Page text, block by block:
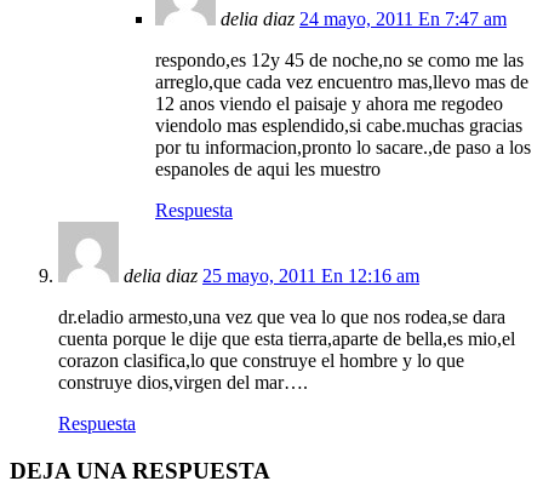
delia diaz 24 mayo, 2011 En 7:47 am
respondo,es 12y 45 de noche,no se como me las
arreglo,que cada vez encuentro mas,llevo mas de
12 anos viendo el paisaje y ahora me regodeo
viendolo mas esplendido,si cabe.muchas gracias
por tu informacion,pronto lo sacare.,de paso a los
espanoles de aqui les muestro
Respuesta
delia diaz 25 mayo, 2011 En 12:16 am
dr.eladio armesto,una vez que vea lo que nos rodea,se dara
cuenta porque le dije que esta tierra,aparte de bella,es mio,el
corazon clasifica,lo que construye el hombre y lo que
construye dios,virgen del mar….
Respuesta
DEJA UNA RESPUESTA